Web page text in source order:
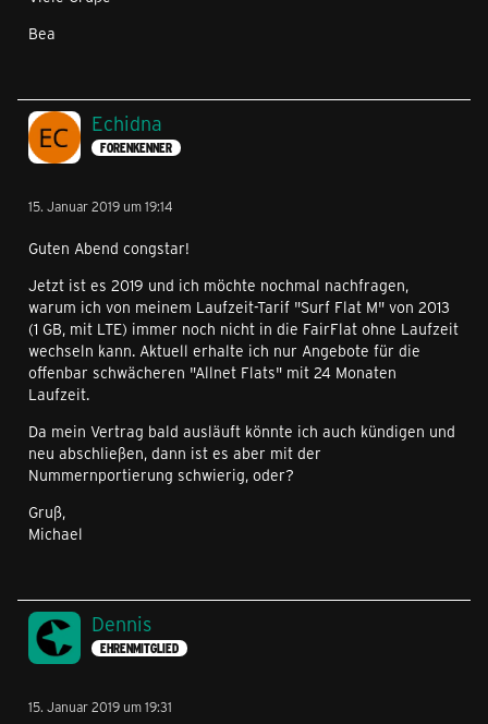
Bea
Echidna
FORENKENNER
15. Januar 2019 um 19:14
Guten Abend congstar!
Jetzt ist es 2019 und ich möchte nochmal nachfragen,
warum ich von meinem Laufzeit-Tarif "Surf Flat M" von 2013
(1 GB, mit LTE) immer noch nicht in die FairFlat ohne Laufzeit
wechseln kann. Aktuell erhalte ich nur Angebote für die
offenbar schwächeren "Allnet Flats" mit 24 Monaten
Laufzeit.
Da mein Vertrag bald ausläuft könnte ich auch kündigen und
neu abschließen, dann ist es aber mit der
Nummernportierung schwierig, oder?
Gruß,
Michael
Dennis
EHRENMITGLIED
15. Januar 2019 um 19:31